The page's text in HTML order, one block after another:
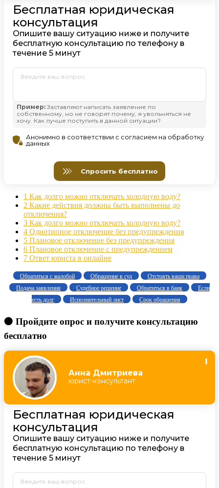
1 Как долго можно отключать холодную воду?
2 Какие действия должны быть выполнены до
отключения?
3 Как долго можно отключать холодную воду?
4 Однотипное отключение без предупреждения
5 Плановое отключение без предупреждения
6 Плановое отключение с предупреждением
7 Ответ юриста в онлайне
Обратиться с жалобой Обращение в суд
Отстоять ваши права
Подача заявления
Судебное решение Обратиться в банк
Если
есть долг
Исполнительный лист Срок обращения
🟠 Пройдите опрос и получите консультацию
бесплатно